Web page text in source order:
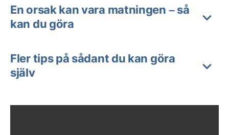
En orsak kan vara matningen – så
kan du göra
Fler tips på sådant du kan göra
själv